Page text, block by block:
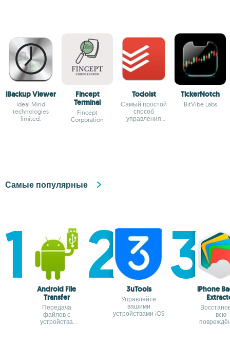
iBackup Viewer
Ideal Mind
technologies
limited.
Fincept
Terminal
Fincept
Corporation
Todoist
Самый простой
способ
управления
TickerNotch
BitVibe Labs
Самые популярные
Android File
Transfer
Передача
файлов с
устройства
3uTools
Управляйте
вашими
устройствами iOS
iPhone
всю